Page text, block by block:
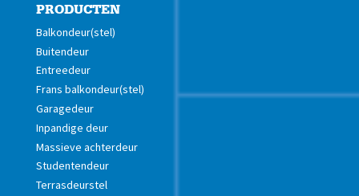
PRODUCTEN
Balkondeur(stel)
Buitendeur
Entreedeur
Frans balkondeur(stel)
Garagedeur
Inpandige deur
Massieve achterdeur
Studentendeur
Terrasdeurstel